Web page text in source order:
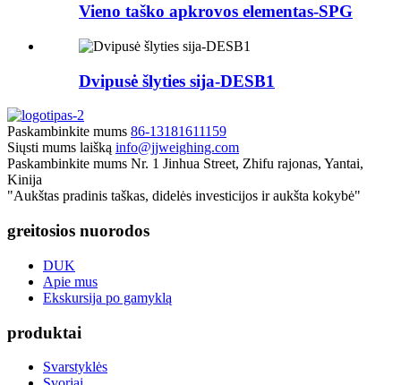
Vieno taško apkrovos elementas-SPG
Dvipusė šlyties sija-DESB1
Paskambinkite mums 86-13181611159
Siųsti mums laišką info@jjweighing.com
Paskambinkite mums Nr. 1 Jinhua Street, Zhifu rajonas, Yantai,
Kinija
"Aukštas pradinis taškas, didelės investicijos ir aukšta kokybė"
greitosios nuorodos
DUK
Apie mus
Ekskursija po gamyklą
produktai
Svarstyklės